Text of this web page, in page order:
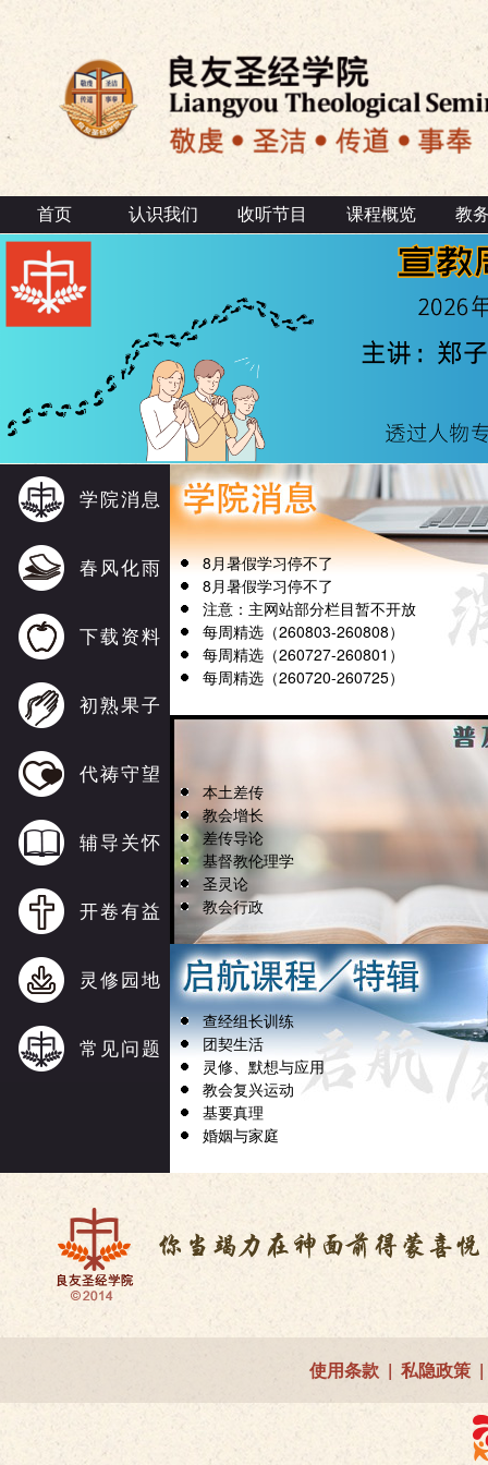
首页 认识我们 收听节目 课程概览 教
学院消息
春风化雨
下载资料
初熟果子
代祷守望
辅导关怀
开卷有益
灵修园地
常见问题
8月暑假学习停不了
8月暑假学习停不了
注意：主网站部分栏目暂不开放
每周精选（260803-260808）
每周精选（260727-260801）
每周精选（260720-260725）
本土差传
教会增长
差传导论
基督教伦理学
圣灵论
教会行政
查经组长训练
团契生活
灵修、默想与应用
教会复兴运动
基要真理
婚姻与家庭
使用条款 | 私隐政策